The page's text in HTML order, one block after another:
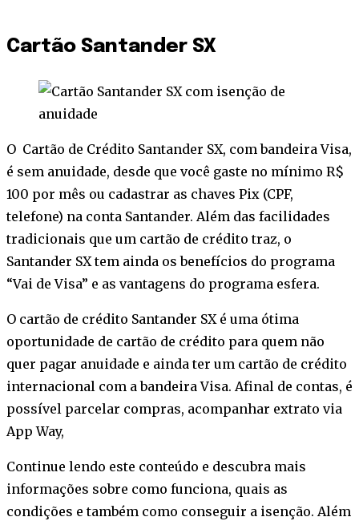
Cartão Santander SX
O Cartão de Crédito Santander SX, com bandeira Visa,
é sem anuidade, desde que você gaste no mínimo R$
100 por mês ou cadastrar as chaves Pix (CPF,
telefone) na conta Santander. Além das facilidades
tradicionais que um cartão de crédito traz, o
Santander SX tem ainda os benefícios do programa
“Vai de Visa” e as vantagens do programa esfera.
O cartão de crédito Santander SX é uma ótima
oportunidade de cartão de crédito para quem não
quer pagar anuidade e ainda ter um cartão de crédito
internacional com a bandeira Visa. Afinal de contas, é
possível parcelar compras, acompanhar extrato via
App Way,
Continue lendo este conteúdo e descubra mais
informações sobre como funciona, quais as
condições e também como conseguir a isenção. Além